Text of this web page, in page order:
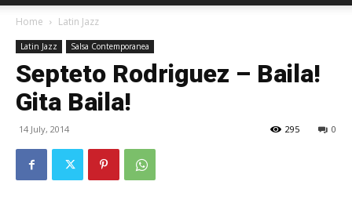
Latin
Home Latin Jazz
Latin Jazz Salsa Contemporanea
Septeto Rodriguez – Baila!
Gita Baila!
14 July, 2014 0
295